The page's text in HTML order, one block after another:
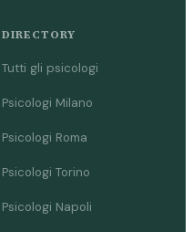
DIRECTORY
Tutti gli psicologi
Psicologi Milano
Psicologi Roma
Psicologi Torino
Psicologi Napoli